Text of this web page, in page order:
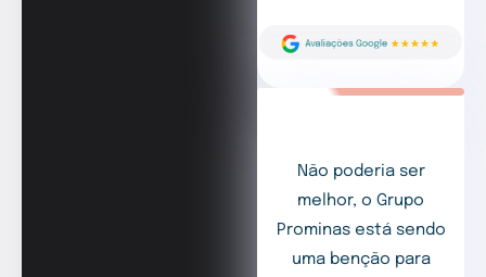
Não poderia ser
melhor, o Grupo
Prominas está sendo
uma benção para